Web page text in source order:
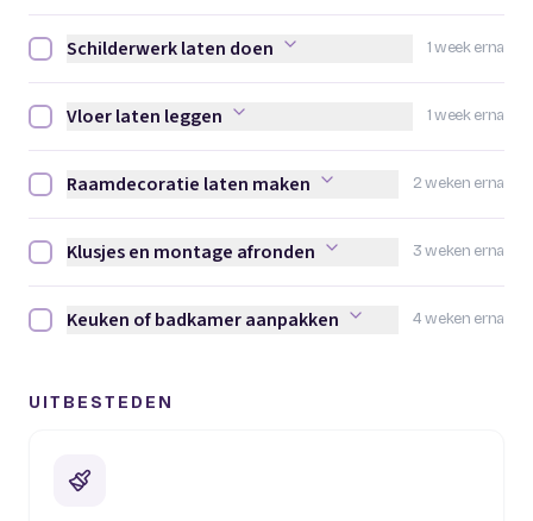
1 week erna
Schilderwerk laten doen afvinken
Schilderwerk laten doen
1 week erna
Vloer laten leggen afvinken
Vloer laten leggen
2 weken erna
Raamdecoratie laten maken afvinken
Raamdecoratie laten maken
3 weken erna
Klusjes en montage afronden afvinken
Klusjes en montage afronden
4 weken erna
Keuken of badkamer aanpakken afvinken
Keuken of badkamer aanpakken
UITBESTEDEN